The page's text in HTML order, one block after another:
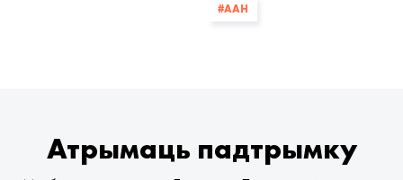
#ААН
Атрымаць падтрымку